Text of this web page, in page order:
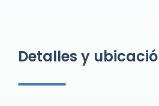
Detalles y